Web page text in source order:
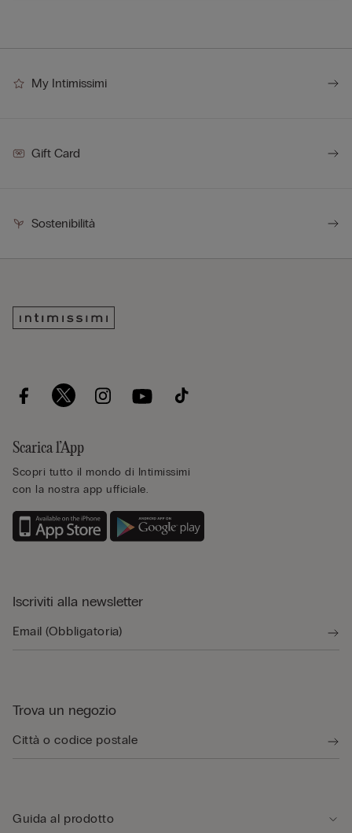
My Intimissimi
Gift Card
Sostenibilità
Scarica l’App
Scopri tutto il mondo di Intimissimi
con la nostra app ufficiale.
Iscriviti alla newsletter
Trova un negozio
Guida al prodotto